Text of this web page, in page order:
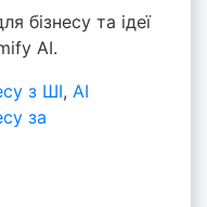
бізнесу та ідеї
AI.
з ШІ, AI
за